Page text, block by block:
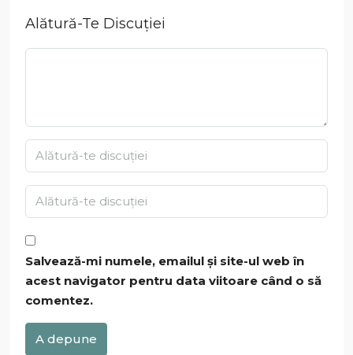
Alătură-Te Discuției
Salvează-mi numele, emailul și site-ul web în
acest navigator pentru data viitoare când o să
comentez.
A depune